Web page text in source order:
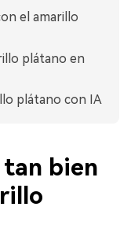
el amarillo
plátano en
plátano con IA
bien